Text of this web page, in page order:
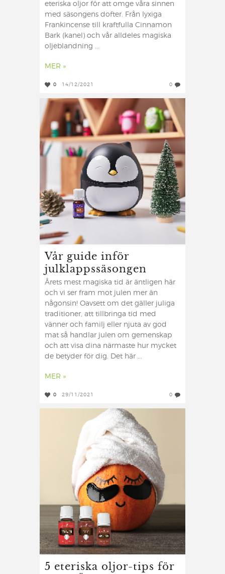
eteriska oljor för att omge våra sinnen
med säsongens dofter. Från lyxiga
Frankincense till kraftfulla Cinnamon
Bark (kanel) och vår alldeles magiska
oljeblandning ...
MER »
0 14/12/2021 0
Vår guide inför
julklappssäsongen
Årets mest magiska tid är äntligen här
och vi ser fram mot julen mer än
någonsin! Oavsett om det gäller juliga
traditioner, att tillbringa tid med
vänner och familj eller njuta av god
mat så handlar julen om gemenskap
och att visa dina närmaste hur mycket
de betyder för dig. Det här ...
MER »
0 29/11/2021 0
5 eteriska oljor-tips för